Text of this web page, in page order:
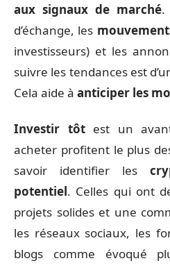
aux signaux de marché.
d’échange, les
investisseurs) et les
suivre les tendances est
Cela aide à anticiper les
Investir tôtest un
acheter profitent le plus
savoir identifier les
potentiel. Celles qui ont
projets solides et une
les réseaux sociaux, les
blogs comme évoqué